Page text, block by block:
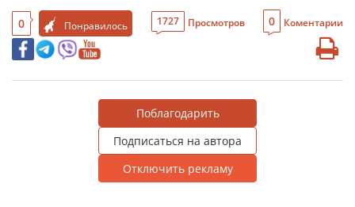
0 Понравилось 1727 Просмотров 0 Коментарии
Поблагодарить
Подписаться на автора
Отключить рекламу